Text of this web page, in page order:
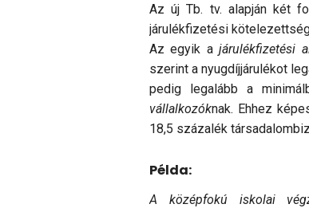
Az új Tb. tv. alapján két
járulékfizetési
Az egyik ajárulékfizetési
szerint a nyug­díj­járulékot
pedig legalább a
vállalkozóknak. Ehhez
18,5 szá­zalék
Példa:
A középfokú iskolai